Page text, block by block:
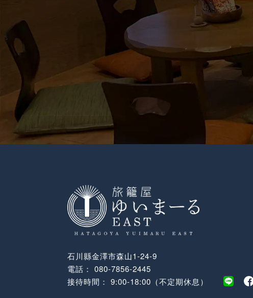
石川縣金澤市森山1-24-9
電話： 080-7856-2445
接待時間： 9:00-18:00（不定期休息）